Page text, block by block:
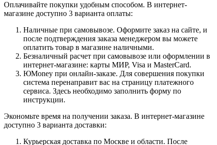
Оплачивайте покупки удобным способом. В интернет-
магазине доступно 3 варианта оплаты:
Наличные при самовывозе. Оформите заказ на сайте, и
после подтверждения заказа менеджером вы можете
оплатить товар в магазине наличными.
Безналичный расчет при самовывозе или оформлении в
интернет-магазине: карты МИР, Visa и MasterCard.
ЮMoney при онлайн-заказе. Для совершения покупки
система перенаправит вас на страницу платежного
сервиса. Здесь необходимо заполнить форму по
инструкции.
Экономьте время на получении заказа. В интернет-магазине
доступно 3 варианта доставки:
Курьерская доставка по Москве и области. После